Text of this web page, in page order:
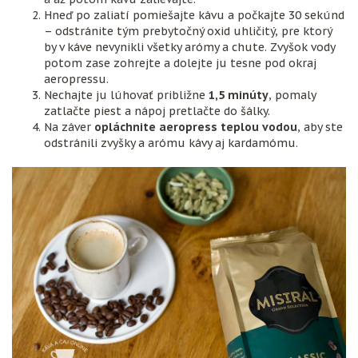
Hneď po zaliatí pomiešajte kávu a počkajte 30 sekúnd
– odstránite tým prebytočný oxid uhličitý, pre ktorý
by v káve nevynikli všetky arómy a chute. Zvyšok vody
potom zase zohrejte a dolejte ju tesne pod okraj
aeropressu.
Nechajte ju lúhovať približne 1,5 minúty, pomaly
zatlačte piest a nápoj pretlačte do šálky.
Na záver opláchnite aeropress teplou vodou, aby ste
odstránili zvyšky a arómu kávy aj kardamómu.